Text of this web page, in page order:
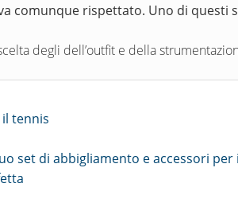
comunque rispettato. Uno di questi
degli dell’outfit e della
tennis
set di abbigliamento e accessori per